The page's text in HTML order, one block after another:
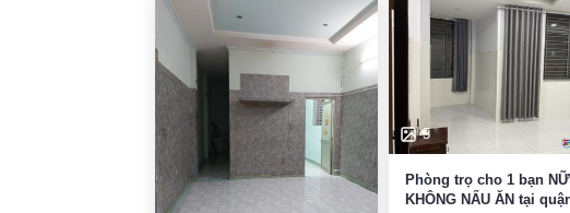
5
Phòng trọ cho 1 bạn
KHÔNG NẤU ĂN tại